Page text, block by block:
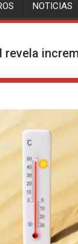
NOTICIAS
revela